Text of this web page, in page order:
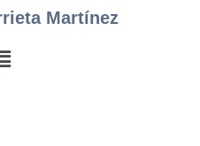
Martínez